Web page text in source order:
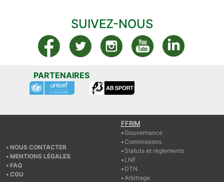
SUIVEZ-NOUS
PARTENAIRES
NOUS CONTACTER
MENTIONS LÉGALES
FAQ
CGU
FFRIM
Gouvernance
Commissions
Statuts et règlements
LNF
DTN
Arbitrage